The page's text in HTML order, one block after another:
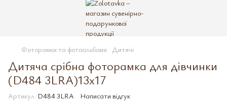
Фоторамки та фотоальбоми Дитячі
Дитяча срібна фоторамка для дівчинки
(D484 3LRA)13х17
Артикул: D484 3LRA Написати відгук